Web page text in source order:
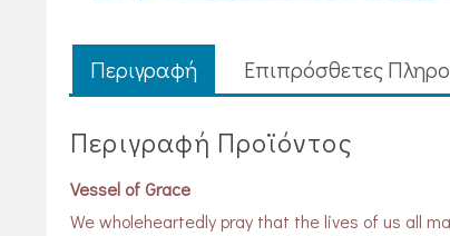
Περιγραφή Επιπρόσθετες
Περιγραφή Προϊόντος
Vessel of Grace
We wholeheartedly pray that the lives of us all